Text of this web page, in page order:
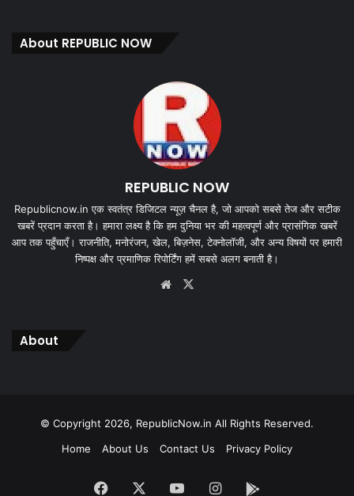
About REPUBLIC NOW
REPUBLIC NOW
Republicnow.in एक स्वतंत्र डिजिटल न्यूज़ चैनल है, जो आपको सबसे तेज और सटीक
खबरें प्रदान करता है। हमारा लक्ष्य है कि हम दुनिया भर की महत्वपूर्ण और प्रासंगिक खबरें
आप तक पहुँचाएँ। राजनीति, मनोरंजन, खेल, बिज़नेस, टेक्नोलॉजी, और अन्य विषयों पर हमारी
निष्पक्ष और प्रमाणिक रिपोर्टिंग हमें सबसे अलग बनाती है।
Website
About
© Copyright 2026, RepublicNow.in All Rights Reserved.
Home
About Us Contact Us Privacy Policy
Facebook YouTubeInstagram